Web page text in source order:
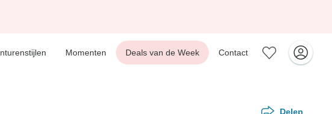
Momenten Deals van de Week Contact
Delen